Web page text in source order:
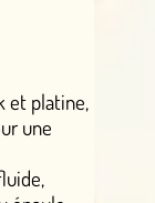
et platine,
une